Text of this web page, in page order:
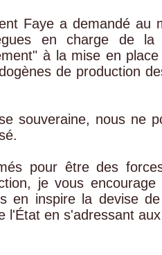
Faye a demandé au
en charge de la
à la mise en
de production
souveraine, nous ne
pour être des
je vous
en inspire la devise
l'État en s'adressant